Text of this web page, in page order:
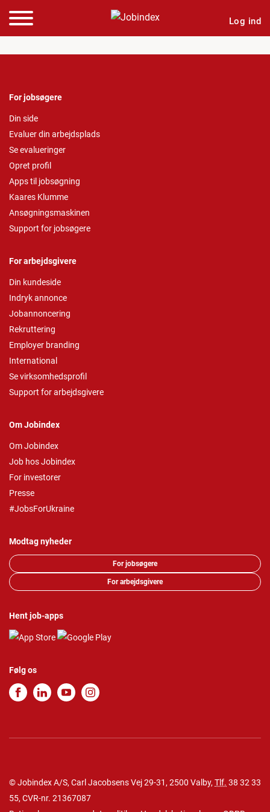
Log ind
For jobsøgere
Din side
Evaluer din arbejdsplads
Se evalueringer
Opret profil
Apps til jobsøgning
Kaares Klumme
Ansøgningsmaskinen
Support for jobsøgere
For arbejdsgivere
Din kundeside
Indryk annonce
Jobannoncering
Rekruttering
Employer branding
International
Se virksomhedsprofil
Support for arbejdsgivere
Om Jobindex
Om Jobindex
Job hos Jobindex
For investorer
Presse
#JobsForUkraine
Modtag nyheder
For jobsøgere
For arbejdsgivere
Hent job-apps
Følg os
© Jobindex A/S, Carl Jacobsens Vej 29-31, 2500 Valby, Tlf. 38 32 33
55, CVR-nr. 21367087